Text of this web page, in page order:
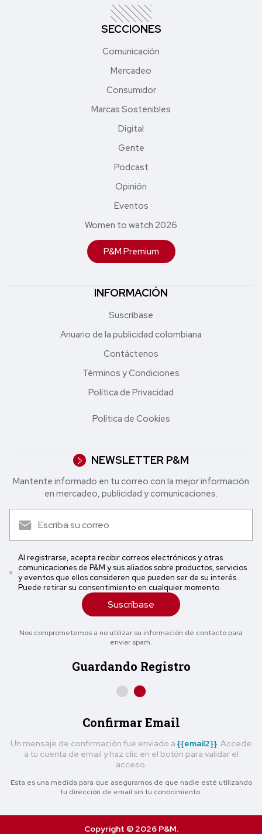
SECCIONES
Comunicación
Mercadeo
Consumidor
Marcas Sostenibles
Digital
Gente
Podcast
Opinión
Eventos
Women to watch 2026
P&M Premium
INFORMACIÓN
Suscríbase
Anuario de la publicidad colombiana
Contáctenos
Términos y Condiciones
Política de Privacidad
Política de Cookies
NEWSLETTER P&M
Mantente informado en tu correo con la mejor in formación
en mercadeo, publicidad y comunicaciones.
Al registrarse, acepta recibir correos electrónicos y otras
comunicaciones de P&M y sus aliados sobre productos, servicios
y eventos que ellos consideren que pueden ser de su interés.
Puede retirar su consentimiento en cualquier momento
Suscríbase
Nos comprometemos a no utilizar su información de contacto para
enviar spam.
Guardando Registro
Confirmar Email
Un mensaje de confirmación fue enviado a {{email2}} . Accede
a tu cuenta de email y haz clic en el botón para validar el
acceso.
Esta es una medida para que asegurarnos de que nadie esté utilizando
tu dirección de email sin tu conocimiento.
Copyright © 2026 P&M.